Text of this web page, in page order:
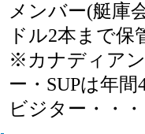
メンバー(艇庫
ドル2本まで保
※カナディア
ー・SUPは年
ビジター・・